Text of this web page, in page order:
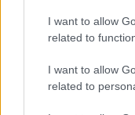
I want to allow
related to
I want to allow
related to
rendelkezésre
A választási portál
urnák